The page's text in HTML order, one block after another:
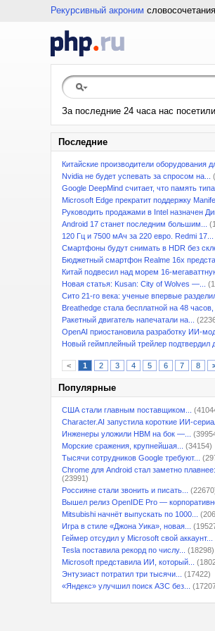
Рекурсивный акроним словосочетания
За последние 24 часа нас посетили
Последние
Китайские производители оборудования
Nvidia не будет успевать за спросом на...
Google DeepMind считает, что память типа
Microsoft Edge прекратит поддержку
Руководить продажами в Intel назначен
Android 17 станет последним большим...
120 Гц и 7500 мАч за 220 евро. Redmi 17...
Смартфоны будут снимать в HDR без
Бюджетный смартфон Realme 16x
Китай подвесил над морем 16-
Новая статья: Kusan: City of Wolves —...
Сито 21-го века: ученые впервые
Breathedge стала бесплатной на 48 часов,
Ракетный двигатель напечатали на...
OpenAI приостановила разработку ИИ-
Новый геймплейный трейлер подтвердил
< 1 2 3 4 5 6 7 8
Популярные
США стали главным поставщиком...
Character.AI запустила короткие ИИ-
Инженеры уложили HBM на бок —...
Морские сражения, крупнейшая...
(34154)
Тысячи сотрудников Google требуют...
Chrome для Android стал заметно плавнее:
(23991)
Россияне стали звонить и писать...
Вышел релиз OpenIDE Pro —
Mitsubishi начнёт выпускать по 1000...
Игра в стиле «Джона Уика», новая...
Геймер отсудил у Microsoft свой аккаунт...
Tesla поставила рекорд по числу...
(18298)
Microsoft представила ИИ, который...
Энтузиаст потратил три тысячи...
(17422)
«Яндекс» улучшил поиск АЗС без...